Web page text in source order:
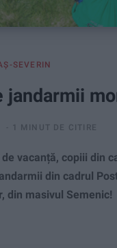
SEVERIN
jandarmii
1 MINUT DE CITIRE
de vacanță, copiii din
din cadrul
din masivul Semenic!